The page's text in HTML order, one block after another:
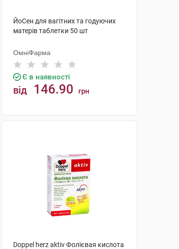
ЙоСен для вагітних та годуючих
матерів таблетки 50 шт
ОмніФарма
Є в наявності
від 146.90 грн
Doppel herz aktiv Фолієвая кислота